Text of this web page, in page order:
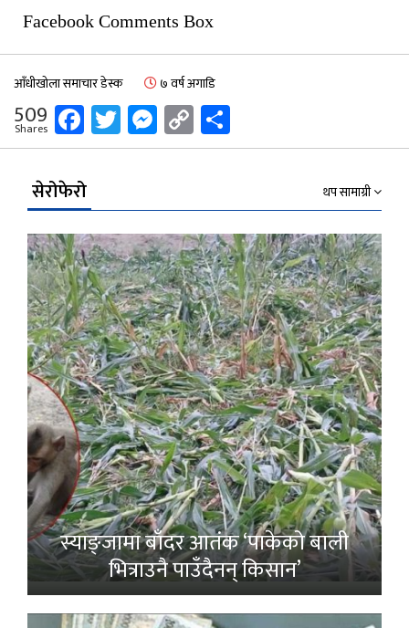
Facebook Comments Box
आँधीखोला समाचार डेस्क ७ वर्ष अगाडि
509
Shares Facebook
Twitter
Messenger
Copy
Link
सेरोफेरो थप सामाग्री
स्याङ्जामा बाँदर आतंक ‘पाकेको बाली
भित्राउनै पाउँदैनन् किसान’